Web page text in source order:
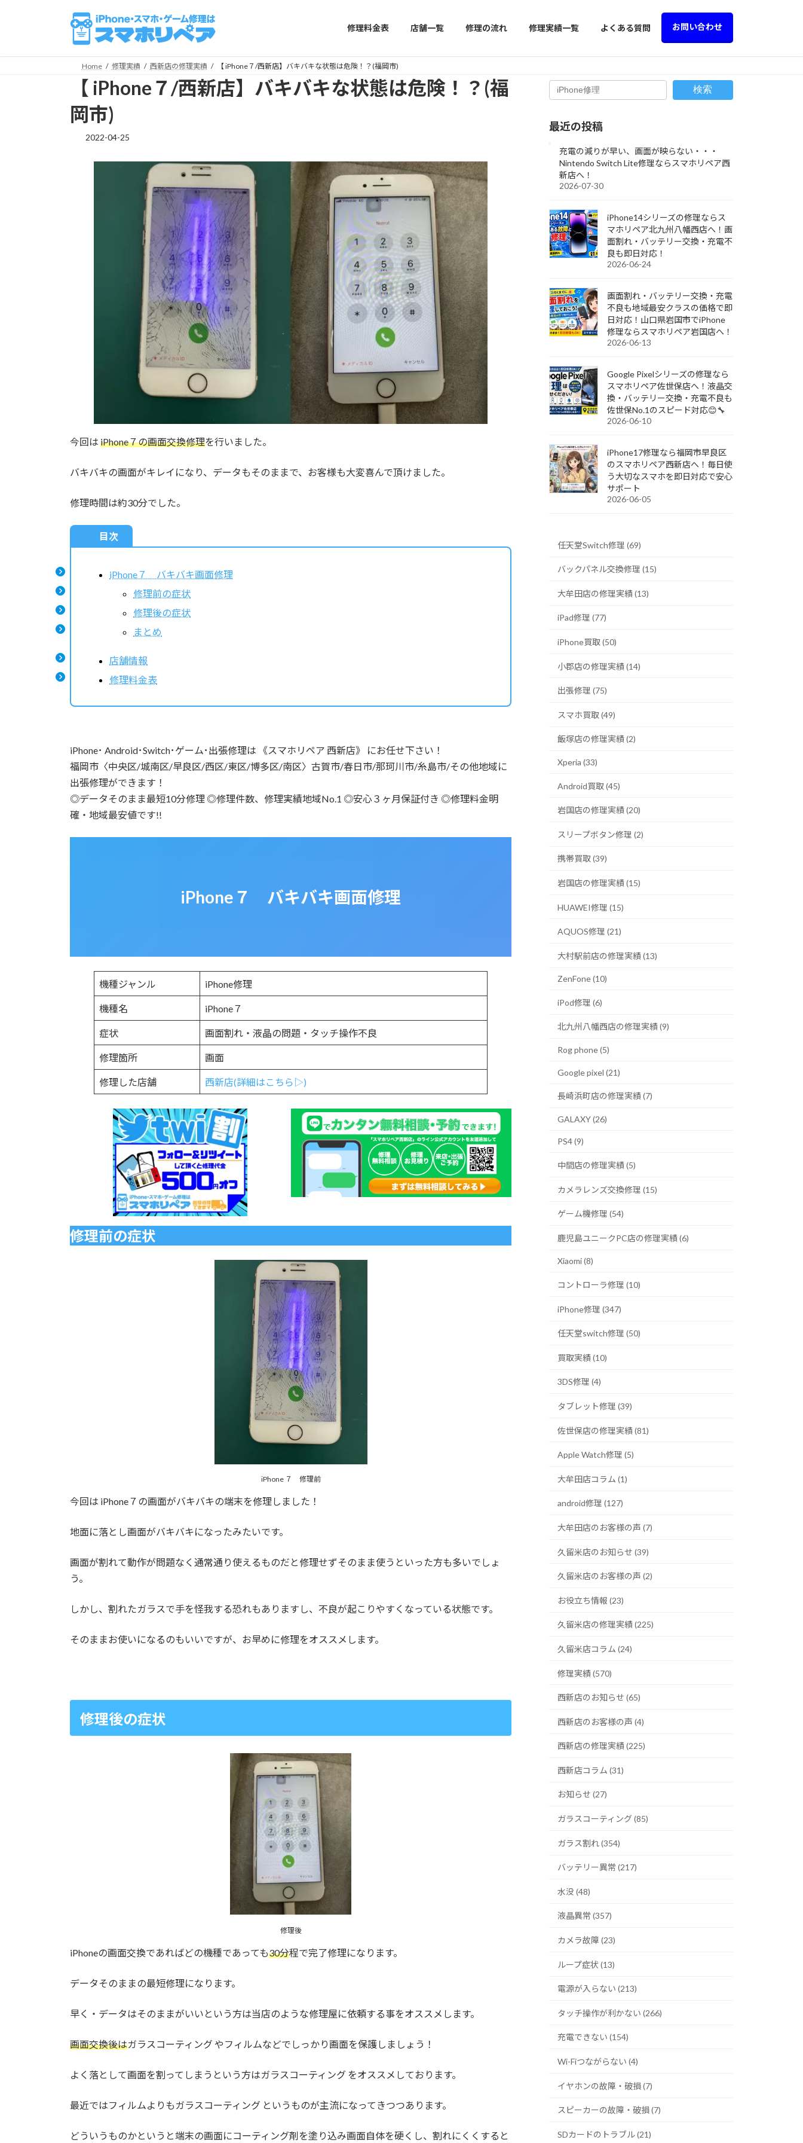
修理料金表 店舗一覧 修理の流れ 修理実績一覧 よくある質問 お問い合わせ
Home 修理実績 西新店の修理実績 【 iPhone７/西新店】バキバキな状態は危険！？(福岡市)
【 iPhone７/西新店】バキバキな状態は危険！？(福
岡市)
2022-04-25
今回は iPhone７の画面交換修理を行いました。
バキバキの画面がキレイになり、データもそのままで、お客様も大変喜んで頂けました。
修理時間は約30分でした。
目次
iPhone７ バキバキ画面修理
修理前の症状
修理後の症状
まとめ
店舗情報
修理料金表
iPhone･ Android･Switch･ゲーム･出張修理は 《スマホリペア 西新店》 にお任せ下さい！
福岡市〈中央区/城南区/早良区/西区/東区/博多区/南区〉古賀市/春日市/那珂川市/糸島市/その他地域に
出張修理ができます！
◎データそのまま最短10分修理 ◎修理件数、修理実績地域No.1 ◎安心３ヶ月保証付き ◎修理料金明
確・地域最安値です!!
iPhone７ バキバキ画面修理
機種ジャンル iPhone修理
機種名 iPhone７
症状 画面割れ・液晶の問題・タッチ操作不良
修理箇所 画面
修理した店舗 西新店(詳細はこちら▷)
修理前の症状
iPhone ７ 修理前
今回は iPhone７の画面がバキバキの端末を修理しました！
地面に落とし画面がバキバキになったみたいです。
画面が割れて動作が問題なく通常通り使えるものだと修理せずそのまま使うといった方も多いでしょ
う。
しかし、割れたガラスで手を怪我する恐れもありますし、不良が起こりやすくなっている状態です。
そのままお使いになるのもいいですが、お早めに修理をオススメします。
修理後の症状
修理後
iPhoneの画面交換であればどの機種であっても30分程で完了修理になります。
データそのままの最短修理になります。
早く・データはそのままがいいという方は当店のような修理屋に依頼する事をオススメします。
画面交換後はガラスコーティング やフィルムなどでしっかり画面を保護しましょう！
よく落として画面を割ってしまうという方はガラスコーティング をオススメしております。
最近ではフィルムよりもガラスコーティング というものが主流になってきつつあります。
どういうものかというと端末の画面にコーティング剤を塗り込み画面自体を硬くし、割れにくくすると
検索
最近の投稿
充電の減りが早い、画面が映らない・・・
Nintendo Switch Lite修理ならスマホリペア西
新店へ！
2026-07-30
iPhone14シリーズの修理ならス
マホリペア北九州八幡西店へ！画
面割れ・バッテリー交換・充電不
良も即日対応！
2026-06-24
画面割れ・バッテリー交換・充電
不良も地域最安クラスの価格で即
日対応！山口県岩国市でiPhone
修理ならスマホリペア岩国店へ！
2026-06-13
Google Pixelシリーズの修理なら
スマホリペア佐世保店へ！液晶交
換・バッテリー交換・充電不良も
佐世保No.1のスピード対応😊🔧
2026-06-10
iPhone17修理なら福岡市早良区
のスマホリペア西新店へ！毎日使
う大切なスマホを即日対応で安心
サポート
2026-06-05
任天堂Switch修理 (69)
バックパネル交換修理 (15)
大牟田店の修理実績 (13)
iPad修理 (77)
iPhone買取 (50)
小郡店の修理実績 (14)
出張修理 (75)
スマホ買取 (49)
飯塚店の修理実績 (2)
Xperia (33)
Android買取 (45)
岩国店の修理実績 (20)
スリープボタン修理 (2)
携帯買取 (39)
岩国店の修理実績 (15)
HUAWEI修理 (15)
AQUOS修理 (21)
大村駅前店の修理実績 (13)
ZenFone (10)
iPod修理 (6)
北九州八幡西店の修理実績 (9)
Rog phone (5)
Google pixel (21)
長崎浜町店の修理実績 (7)
GALAXY (26)
PS4 (9)
中間店の修理実績 (5)
カメラレンズ交換修理 (15)
ゲーム機修理 (54)
鹿児島ユニークPC店の修理実績 (6)
Xiaomi (8)
コントローラ修理 (10)
iPhone修理 (347)
任天堂switch修理 (50)
買取実績 (10)
3DS修理 (4)
タブレット修理 (39)
佐世保店の修理実績 (81)
Apple Watch修理 (5)
大牟田店コラム (1)
android修理 (127)
大牟田店のお客様の声 (7)
久留米店のお知らせ (39)
久留米店のお客様の声 (2)
お役立ち情報 (23)
久留米店の修理実績 (225)
久留米店コラム (24)
修理実績 (570)
西新店のお知らせ (65)
西新店のお客様の声 (4)
西新店の修理実績 (225)
西新店コラム (31)
お知らせ (27)
ガラスコーティング (85)
ガラス割れ (354)
バッテリー異常 (217)
水没 (48)
液晶異常 (357)
カメラ故障 (23)
ループ症状 (13)
電源が入らない (213)
タッチ操作が利かない (266)
充電できない (154)
Wi-Fiつながらない (4)
イヤホンの故障・破損 (7)
スピーカーの故障・破損 (7)
SDカードのトラブル (21)